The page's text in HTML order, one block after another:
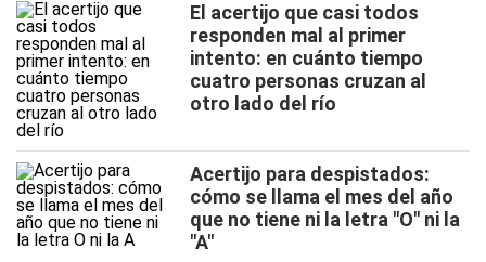
El acertijo que casi todos
responden mal al primer
intento: en cuánto tiempo
cuatro personas cruzan al
otro lado del río
Acertijo para despistados:
cómo se llama el mes del año
que no tiene ni la letra "O" ni la
"A"